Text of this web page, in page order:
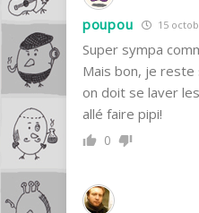
poupou 15
Super sympa
Mais bon, je reste
on doit se laver
allé faire pipi!
0